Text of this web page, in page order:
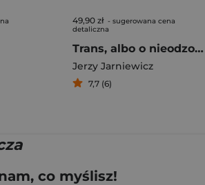
49,90 zł - sugerowana cena
detaliczna
Trans, albo o nieodzowności przekładu
Jerzy Jarniewicz
7,7 (6)
co myślisz!